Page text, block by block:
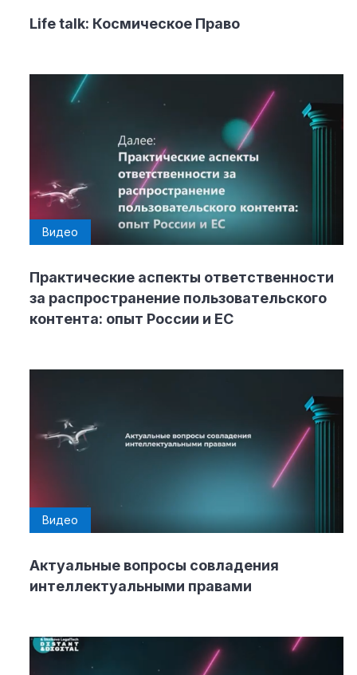
Life talk: Космическое Право
Видео
Практические аспекты ответственности
за распространение пользовательского
контента: опыт России и ЕС
Видео
Актуальные вопросы совладения
интеллектуальными правами